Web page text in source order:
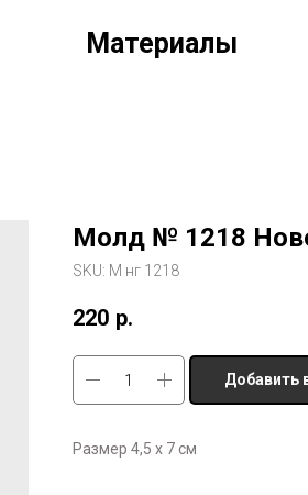
Материалы
Молд № 1218
SKU: М нг 1218
220 р.
Добавить
Размер 4,5 х 7 см